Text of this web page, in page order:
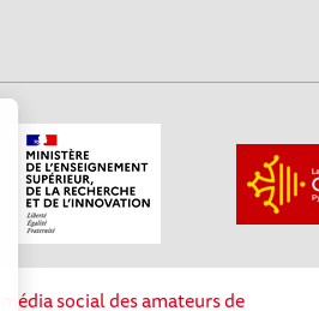
social des amateurs de